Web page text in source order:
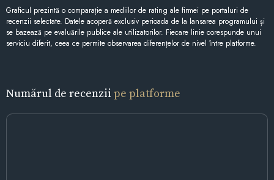
Graficul prezintă o comparație a mediilor de rating ale firmei pe portaluri de
recenzii selectate. Datele acoperă exclusiv perioada de la lansarea programului și
se bazează pe evaluările publice ale utilizatorilor. Fiecare linie corespunde unui
serviciu diferit, ceea ce permite observarea diferențelor de nivel între platforme.
Numărul de recenzii pe platforme